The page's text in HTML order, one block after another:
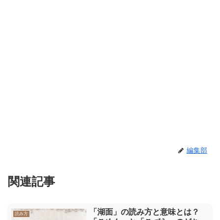
編集部
関連記事
読み方
「湖面」の読み方と意味とは？